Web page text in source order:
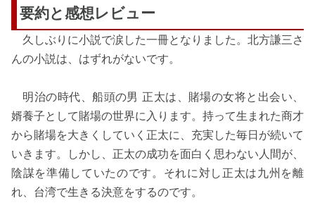
要約と感想レビュー
久しぶりに小説で涙した一冊となりました。北方謙三さ
んの小説は、はずれがないです。
明治の時代、船頭の男 正太は、賭場の女将と出会い、
婿養子として賭場の世界に入ります。持って生まれた商才
から賭場を大きくしていく正太に、充実した毎日が続いて
いきます。しかし、正太の成功を面白く思わない人間が、
陰謀を準備していたのです。それに対し正太は九州を離
れ、台湾で生きる決意をするのです。